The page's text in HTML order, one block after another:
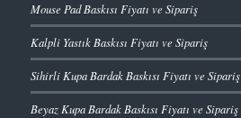
Mouse Pad Baskısı Fiyatı ve Sipariş
Kalpli Yastık Baskısı Fiyatı ve Sipariş
Sihirli Kupa Bardak Baskısı Fiyatı ve Sipariş
Beyaz Kupa Bardak Baskısı Fiyatı ve Sipariş